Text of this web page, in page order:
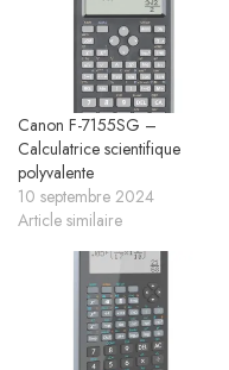
Canon F-7155SG –
Calculatrice scientifique
polyvalente
10 septembre 2024
Article similaire